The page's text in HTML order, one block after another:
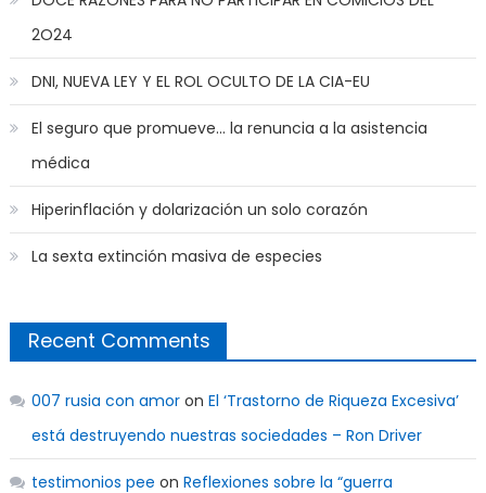
2O24
DNI, NUEVA LEY Y EL ROL OCULTO DE LA CIA-EU
El seguro que promueve… la renuncia a la asistencia
médica
Hiperinflación y dolarización un solo corazón
La sexta extinción masiva de especies
Recent Comments
007 rusia con amoron El ‘Trastorno de Riqueza Excesiva’
está destruyendo nuestras sociedades – Ron Driver
testimonios pee on Reflexiones sobre la “guerra